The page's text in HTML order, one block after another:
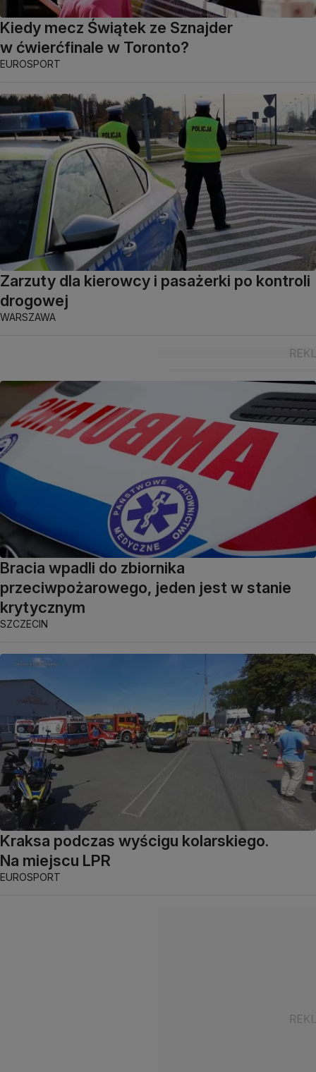
Kiedy mecz Świątek ze Sznajder
w ćwierćfinale w Toronto?
EUROSPORT
Zarzuty dla kierowcy i pasażerki po kontroli
drogowej
WARSZAWA
Bracia wpadli do zbiornika
przeciwpożarowego, jeden jest w stanie
krytycznym
SZCZECIN
Kraksa podczas wyścigu kolarskiego.
Na miejscu LPR
EUROSPORT